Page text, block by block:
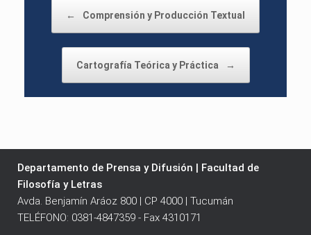
← Comprensión y Producción Textual
Cartografía Teórica y Práctica →
Departamento de Prensa y Difusión | Facultad de
Filosofía y Letras
Avda. Benjamín Aráoz 800 | CP 4000 | Tucumán
TELÉFONO: 0381-4847359 - Fax 4310171